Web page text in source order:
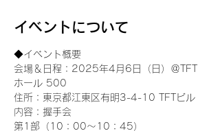
イベントについて
◆イベント概要
会場＆日程：2025年4月6日（日）＠TFT
ホール 500
住所：東京都江東区有明3-4-10 TFTビル
内容：握手会
第1部（10：00～10：45）